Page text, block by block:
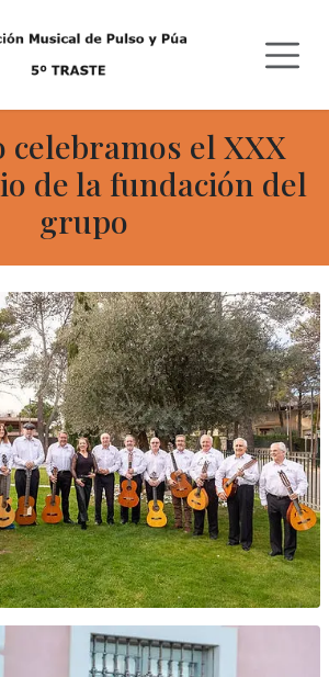
celebramos el XXX
de la fundación del
grupo